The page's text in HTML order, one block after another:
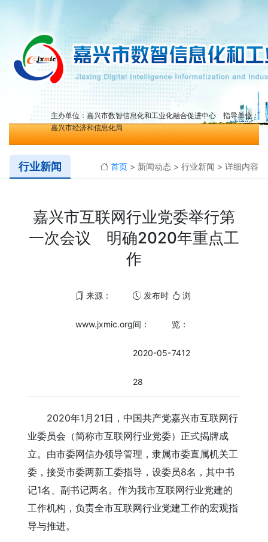
主办单位：嘉兴市数智信息化和工业化融合促进中心 指导单位：
嘉兴市经济和信息化局
行业新闻 首页 > 新闻动态 > 行业新闻 > 详细内容
嘉兴市互联网行业党委举行第
一次会议 明确2020年重点工
作
来源：
www.jxmic.org
发布时
间：
2020-05-
28
浏
览：
7412
2020年1月21日，中国共产党嘉兴市互联网行
业委员会（简称市互联网行业党委）正式揭牌成
立。由市委网信办领导管理，隶属市委直属机关工
委，接受市委两新工委指导，设委员8名，其中书
记1名、副书记两名。作为我市互联网行业党建的
工作机构，负责全市互联网行业党建工作的宏观指
导与推进。